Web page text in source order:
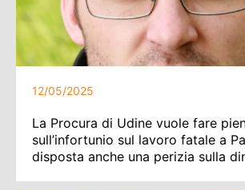
12/05/2025
La Procura di Udine vuole fare
sull’infortunio sul lavoro fatale a
disposta anche una perizia sulla